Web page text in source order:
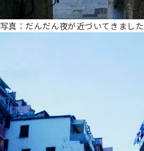
写真：だんだん夜が近づいてきました